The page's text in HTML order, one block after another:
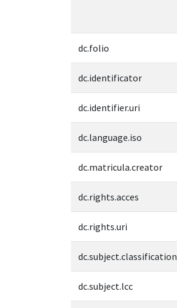
dc.folio
dc.identificator
dc.identifier.uri
dc.language.iso
dc.matricula.creator
dc.rights.acces
dc.rights.uri
dc.subject.classification
dc.subject.lcc